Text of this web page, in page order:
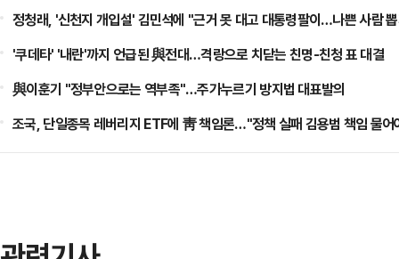
정청래, '신천지 개입설' 김민석에 "근거 못 대고 대통령팔이…나쁜 사람
'쿠데타' '내란'까지 언급된 與전대…격랑으로 치닫는 친명-친청 표 대결
與이훈기 "정부안으로는 역부족"…주가누르기 방지법 대표발의
조국, 단일종목 레버리지 ETF에 靑 책임론…"정책 실패 김용범 책임 물어